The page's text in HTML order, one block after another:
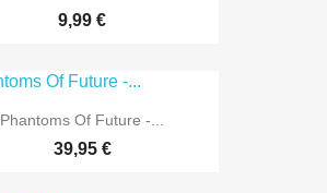
9,99 €
Phantoms Of Future -...
39,95 €